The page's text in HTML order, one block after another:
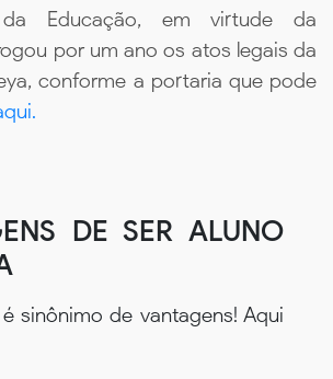
Educação, em virtude da
por um ano os atos legais da
conforme a portaria que pode
DE SER ALUNO
é sinônimo de vantagens! Aqui